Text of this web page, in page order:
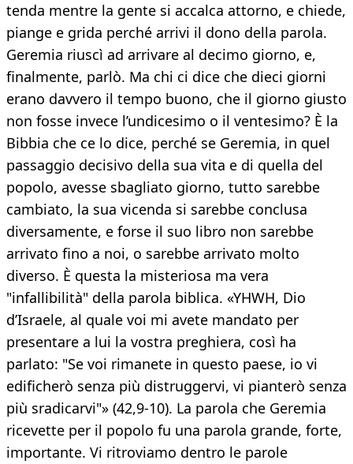
tenda mentre la gente si accalca attorno, e chiede,
piange e grida perché arrivi il dono della parola.
Geremia riuscì ad arrivare al decimo giorno, e,
finalmente, parlò. Ma chi ci dice che dieci giorni
erano davvero il tempo buono, che il giorno giusto
non fosse invece l’undicesimo o il ventesimo? È la
Bibbia che ce lo dice, perché se Geremia, in quel
passaggio decisivo della sua vita e di quella del
popolo, avesse sbagliato giorno, tutto sarebbe
cambiato, la sua vicenda si sarebbe conclusa
diversamente, e forse il suo libro non sarebbe
arrivato fino a noi, o sarebbe arrivato molto
diverso. È questa la misteriosa ma vera
"infallibilità" della parola biblica. «YHWH, Dio
d’Israele, al quale voi mi avete mandato per
presentare a lui la vostra preghiera, così ha
parlato: "Se voi rimanete in questo paese, io vi
edificherò senza più distruggervi, vi pianterò senza
più sradicarvi"» (42,9-10). La parola che Geremia
ricevette per il popolo fu una parola grande, forte,
importante. Vi ritroviamo dentro le parole